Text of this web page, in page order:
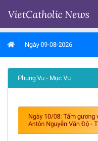
VietCatholic News
Ngày 09-08-2026
Phụng Vụ - Mục Vụ
Ngày 10/08: Tấm gương
Antôn Nguyễn Văn Độ -